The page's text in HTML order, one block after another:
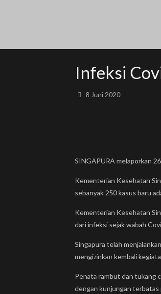
Infeksi
8 Juni 2020
SINGAPURA melaporkan
Kementerian Kesehatan
sebanyak 250 kasus baru
Kementerian Kesehatan
dari infeksi sejak wabah
Singapura telah
mengizinkan kembali
Penata rambut dan tukang
dengan kunjungan terbatas